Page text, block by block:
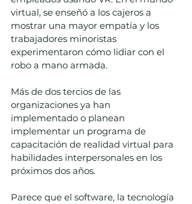
virtual, se enseñó a los cajeros a
mostrar una mayor empatía y los
trabajadores minoristas
experimentaron cómo lidiar con el
robo a mano armada.
Más de dos tercios de las
organizaciones ya han
implementado o planean
implementar un programa de
capacitación de realidad virtual para
habilidades interpersonales en los
próximos dos años.
Parece que el software, la tecnología